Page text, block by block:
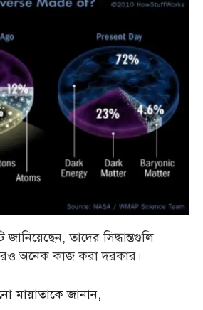
জানিয়েছেন, তাদের সিদ্ধান্তগুলি
অনেক কাজ করা দরকার।
মায়াতাকে জানান,